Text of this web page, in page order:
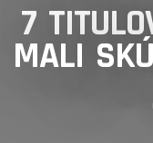
7
MALI